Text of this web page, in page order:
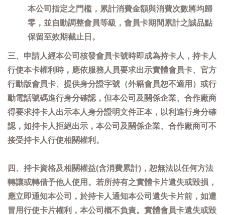
本公司指定之門檻，累計消費金額與消費次數將均歸
零，並自動調整會員等級，會員卡期間累計之誠品點
保留至效期截止日。
三、申請人經本公司核發會員卡號時即成為持卡人，持卡人
行使本卡權利時，應依服務人員要求出示實體會員卡、官方
行動版會員卡、提供身分證字號（外籍會員恕不適用）或行
動電話號碼進行身分確認，但本公司及關係企業、合作廠商
得要求持卡人出示本人身分證明文件正本，以利進行身分確
認，如持卡人拒絕出示，本公司及關係企業、合作廠商可不
接受持卡人行使相關權利。
四、持卡資格及相關權益(含消費累計)，恕無法以任何方法
轉讓或轉借予他人使用。若所持有之實體卡片遺失或毀損，
應立即通知本公司，於持卡人通知本公司遺失卡片前，如遭
冒用行使卡片權利，本公司概不負責。實體會員卡遺失或毀